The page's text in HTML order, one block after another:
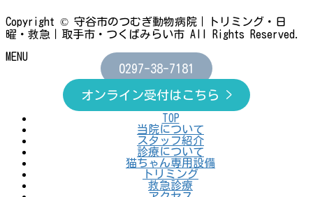
Copyright © 守谷市のつむぎ動物病院｜トリミング・日
曜・救急｜取手市・つくばみらい市 All Rights Reserved.
MENU
0297-38-7181
オンライン受付はこちら >
TOP
当院について
スタッフ紹介
診療について
猫ちゃん専用設備
トリミング
救急診療